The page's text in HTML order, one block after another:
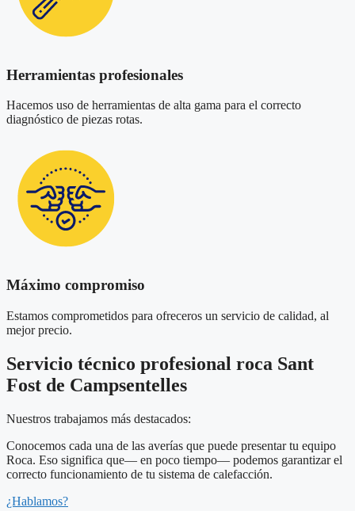
Herramientas profesionales
Hacemos uso de herramientas de alta gama para el correcto
diagnóstico de piezas rotas.
Máximo compromiso
Estamos comprometidos para ofreceros un servicio de calidad, al
mejor precio.
Servicio técnico profesional roca Sant
Fost de Campsentelles
Nuestros trabajamos más destacados:
Conocemos cada una de las averías que puede presentar tu equipo
Roca. Eso significa que— en poco tiempo— podemos garantizar el
correcto funcionamiento de tu sistema de calefacción.
¿Hablamos?